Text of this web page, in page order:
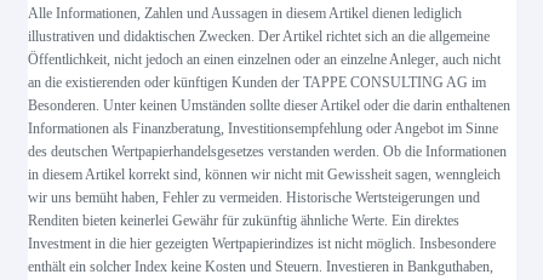
Alle Informationen, Zahlen und Aussagen in diesem Artikel dienen lediglich
illustrativen und didaktischen Zwecken. Der Artikel richtet sich an die allgemeine
Öffentlichkeit, nicht jedoch an einen einzelnen oder an einzelne Anleger, auch nicht
an die existierenden oder künftigen Kunden der TAPPE CONSULTING AG im
Besonderen. Unter keinen Umständen sollte dieser Artikel oder die darin enthaltenen
Informationen als Finanzberatung, Investitionsempfehlung oder Angebot im Sinne
des deutschen Wertpapierhandelsgesetzes verstanden werden. Ob die Informationen
in diesem Artikel korrekt sind, können wir nicht mit Gewissheit sagen, wenngleich
wir uns bemüht haben, Fehler zu vermeiden. Historische Wertsteigerungen und
Renditen bieten keinerlei Gewähr für zukünftig ähnliche Werte. Ein direktes
Investment in die hier gezeigten Wertpapierindizes ist nicht möglich. Insbesondere
enthält ein solcher Index keine Kosten und Steuern. Investieren in Bankguthaben,